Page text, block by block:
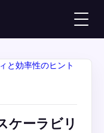
ケーラビリ